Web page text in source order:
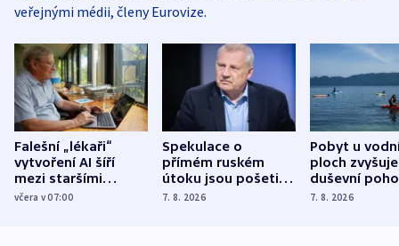
veřejnými médii, členy Eurovize.
Falešní „lékaři“
vytvoření AI šíří
mezi staršími
Poláky nebezpečné
včera v 07:00
Spekulace o
přímém ruském
útoku jsou pošetilé,
míní estonský
7. 8. 2026
Pobyt u
ploch zvyšuje
duševní
ukázala
7. 8. 2026